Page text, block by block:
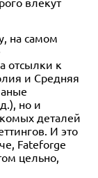
на самом
отсылки к
и Средняя
но и
деталей
И это
Fateforge
цельно,